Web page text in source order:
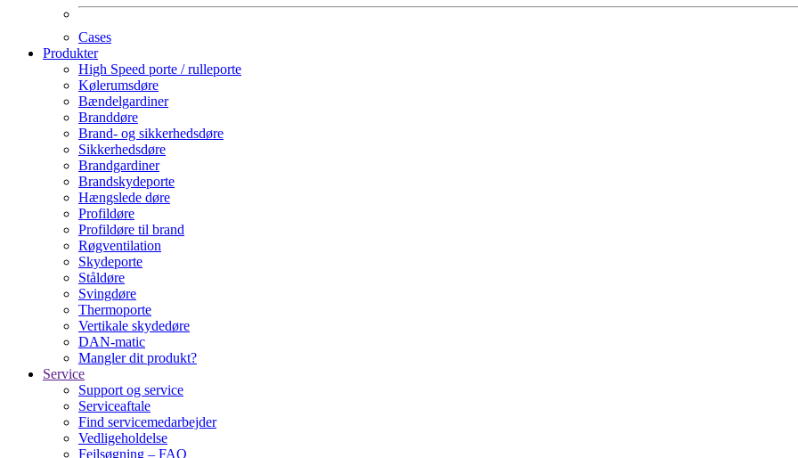
Cases
Produkter
High Speed porte / rulleporte
Kølerumsdøre
Bændelgardiner
Branddøre
Brand- og sikkerhedsdøre
Sikkerhedsdøre
Brandgardiner
Brandskydeporte
Hængslede døre
Profildøre
Profildøre til brand
Røgventilation
Skydeporte
Ståldøre
Svingdøre
Thermoporte
Vertikale skydedøre
DAN-matic
Mangler dit produkt?
Service
Support og service
Serviceaftale
Find servicemedarbejder
Vedligeholdelse
Fejlsøgning – FAQ